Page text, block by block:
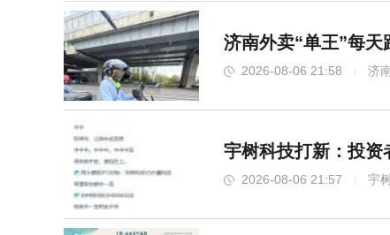
济南外卖“单王”每
2026-08-06 21:58 济
宇树科技打新：投资
2026-08-06 21:57 宇